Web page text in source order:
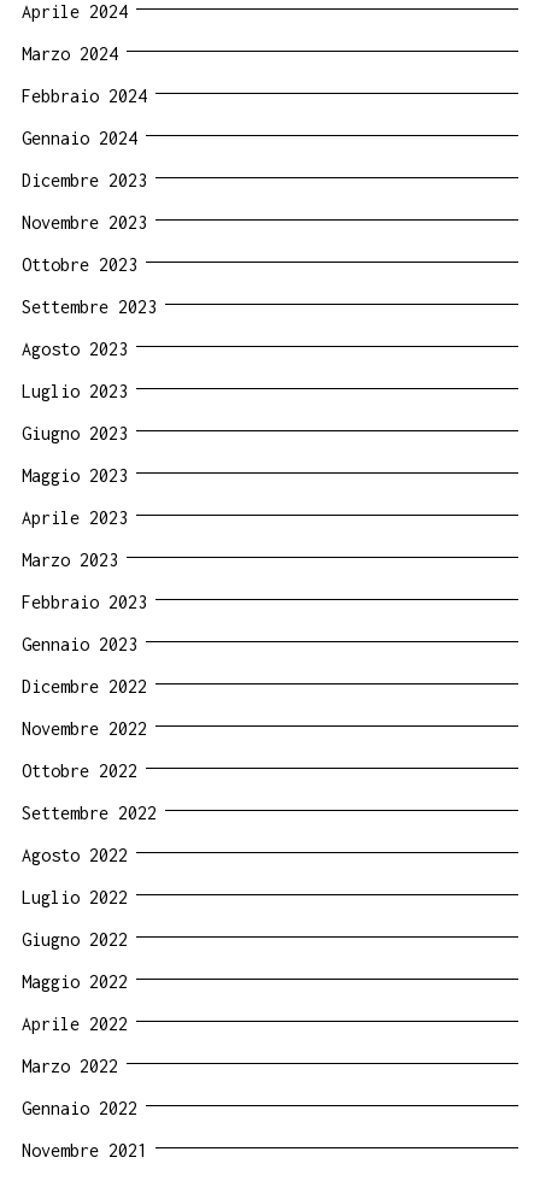
Aprile 2024
Marzo 2024
Febbraio 2024
Gennaio 2024
Dicembre 2023
Novembre 2023
Ottobre 2023
Settembre 2023
Agosto 2023
Luglio 2023
Giugno 2023
Maggio 2023
Aprile 2023
Marzo 2023
Febbraio 2023
Gennaio 2023
Dicembre 2022
Novembre 2022
Ottobre 2022
Settembre 2022
Agosto 2022
Luglio 2022
Giugno 2022
Maggio 2022
Aprile 2022
Marzo 2022
Gennaio 2022
Novembre 2021